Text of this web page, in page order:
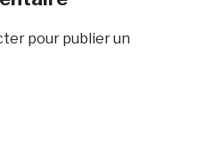
pour publier un